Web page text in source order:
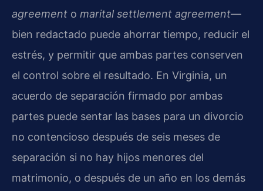
agreement o marital settlement agreement—
bien redactado puede ahorrar tiempo, reducir el
estrés, y permitir que ambas partes conserven
el control sobre el resultado. En Virginia, un
acuerdo de separación firmado por ambas
partes puede sentar las bases para un divorcio
no contencioso después de seis meses de
separación si no hay hijos menores del
matrimonio, o después de un año en los demás